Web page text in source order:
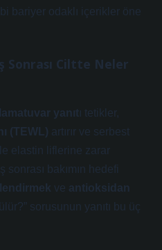
bariyer odaklı içerikler öne
Sonrası Ciltte Neler
yanıtı tetikler,
(TEWL) artırır ve serbest
elastin
liflerine zarar
bakımın hedefi
ve antioksidan
sorusunun yanıtı bu üç